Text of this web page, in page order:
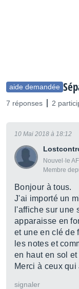
aide demandée
7 réponses 2
Nouvel·le
Membre
10 Mai 2018 à 18:12
Bonjour à tous.
J'ai importé un
l'affiche sur une
apparaisse en
et une en clé de
les notes et
en haut en sol
Merci à ceux
signaler